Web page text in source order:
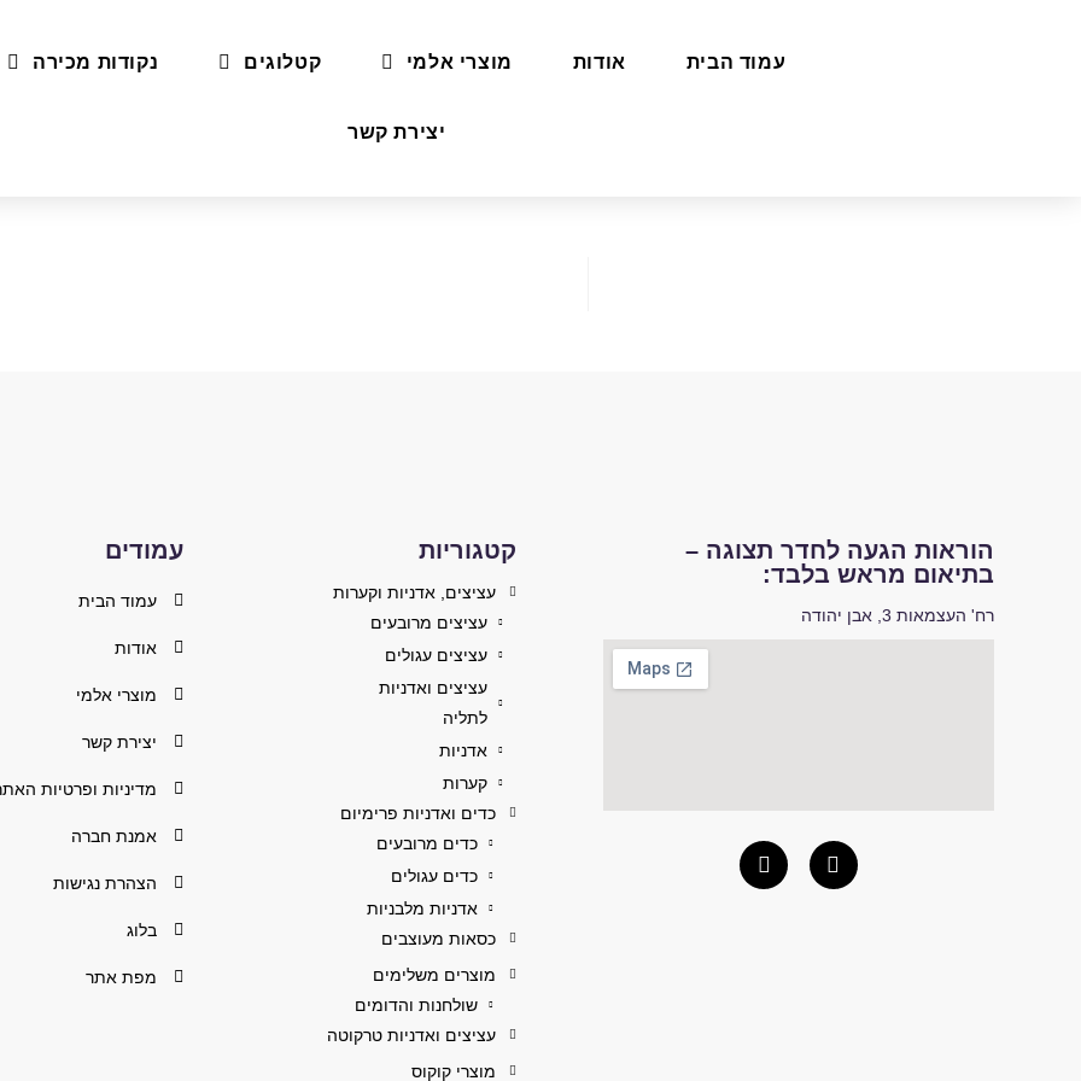
עמוד הבית אודות מוצרי אלמי קטלוגים נקודות מכירה
יצירת קשר
הוראות הגעה לחדר תצוגה –
בתיאום מראש בלבד:
רח' העצמאות 3, אבן יהודה
קטגוריות
עציצים, אדניות וקערות
עציצים מרובעים
עציצים עגולים
עציצים ואדניות
לתליה
אדניות
קערות
כדים ואדניות פרימיום
כדים מרובעים
כדים עגולים
אדניות מלבניות
כסאות מעוצבים
מוצרים משלימים
שולחנות והדומים
עציצים ואדניות טרקוטה
מוצרי קוקוס
עמודים
עמוד הבית
אודות
מוצרי אלמי
יצירת קשר
מדיניות ופרטיות
אמנת חברה
הצהרת נגישות
בלוג
מפת אתר